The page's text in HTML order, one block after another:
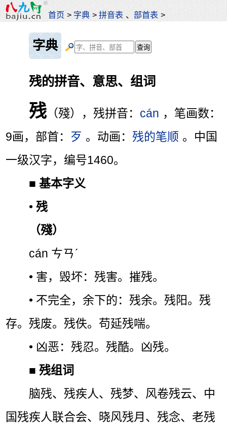
首页 > 字典 >拼音表 、部首表 >
字典
残的拼音、意思、组词
残 （殘），残拼音： cán ，笔画数：
9画，部首： 歹 。动画：残的笔顺 。中国
一级汉字，编号1460。
■基本字义
•残
（殘）
cán ㄘㄢˊ
• 害，毁坏：残害。摧残。
• 不完全，余下的：残余。残阳。残
存。残废。残佚。苟延残喘。
• 凶恶：残忍。残酷。凶残。
■残组词
脑残、残疾人、残梦、风卷残云、中
国残疾人联合会、晓风残月、残念、老残